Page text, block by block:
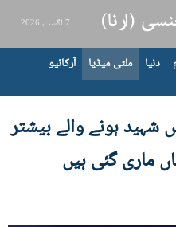
7 اگست، 2026
دنیا ملٹی میڈیا آرکائیو
شہید ہونے والے بیشتر
ماری گئی ہیں